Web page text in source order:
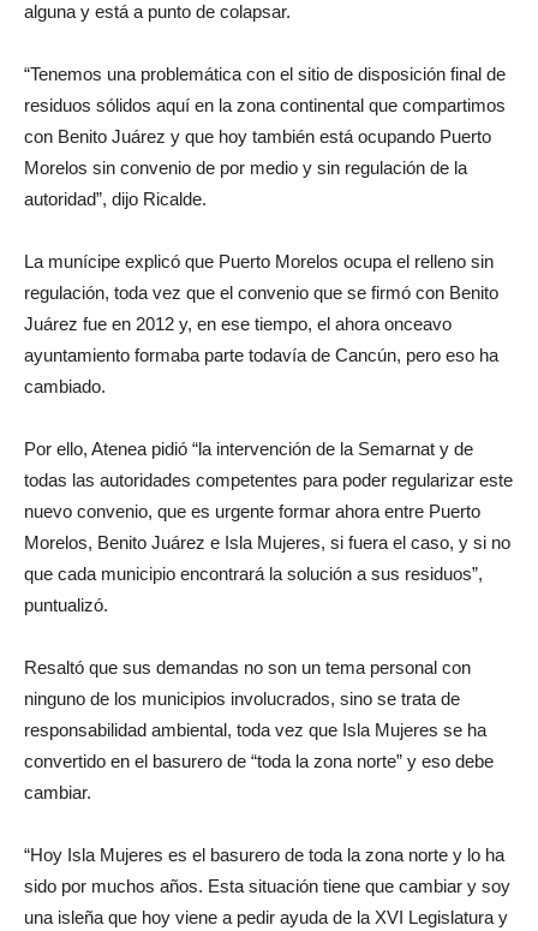
alguna y está a punto de colapsar.
“Tenemos una problemática con el sitio de disposición final de
residuos sólidos aquí en la zona continental que compartimos
con Benito Juárez y que hoy también está ocupando Puerto
Morelos sin convenio de por medio y sin regulación de la
autoridad”, dijo Ricalde.
La munícipe explicó que Puerto Morelos ocupa el relleno sin
regulación, toda vez que el convenio que se firmó con Benito
Juárez fue en 2012 y, en ese tiempo, el ahora onceavo
ayuntamiento formaba parte todavía de Cancún, pero eso ha
cambiado.
Por ello, Atenea pidió “la intervención de la Semarnat y de
todas las autoridades competentes para poder regularizar este
nuevo convenio, que es urgente formar ahora entre Puerto
Morelos, Benito Juárez e Isla Mujeres, si fuera el caso, y si no
que cada municipio encontrará la solución a sus residuos”,
puntualizó.
Resaltó que sus demandas no son un tema personal con
ninguno de los municipios involucrados, sino se trata de
responsabilidad ambiental, toda vez que Isla Mujeres se ha
convertido en el basurero de “toda la zona norte” y eso debe
cambiar.
“Hoy Isla Mujeres es el basurero de toda la zona norte y lo ha
sido por muchos años. Esta situación tiene que cambiar y soy
una isleña que hoy viene a pedir ayuda de la XVI Legislatura y